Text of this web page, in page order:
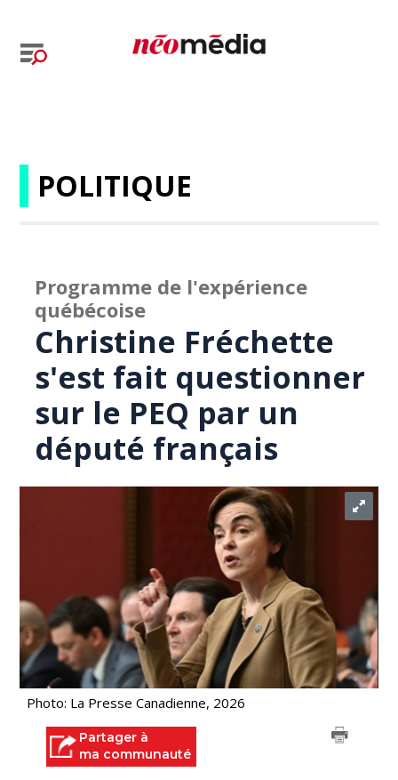
POLITIQUE
Programme de l'expérience
québécoise
Christine Fréchette
s'est fait questionner
sur le PEQ par un
député français
Photo: La Presse Canadienne, 2026
Partager à
ma communauté